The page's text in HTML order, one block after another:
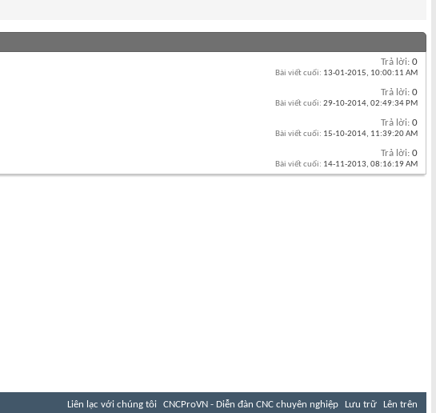
Trả lời: 0
Bài viết cuối: 13-01-2015, 10:00:11 AM
Trả lời: 0
Bài viết cuối: 29-10-2014, 02:49:34 PM
Trả lời: 0
Bài viết cuối: 15-10-2014, 11:39:20 AM
Trả lời: 0
Bài viết cuối: 14-11-2013, 08:16:19 AM
Liên lạc với chúng tôi CNCProVN - Diễn đàn CNC chuyên nghiệp Lưu trữ Lên trên